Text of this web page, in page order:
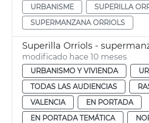
URBANISME
SUPERILLA
SUPERMANZANA ORRIOLS
Superilla Orriols -
modificado hace 10 meses
URBANISMO Y VIVIENDA
TODAS LAS AUDIENCIAS
VALENCIA
EN PORTADA
EN PORTADA TEMÁTICA